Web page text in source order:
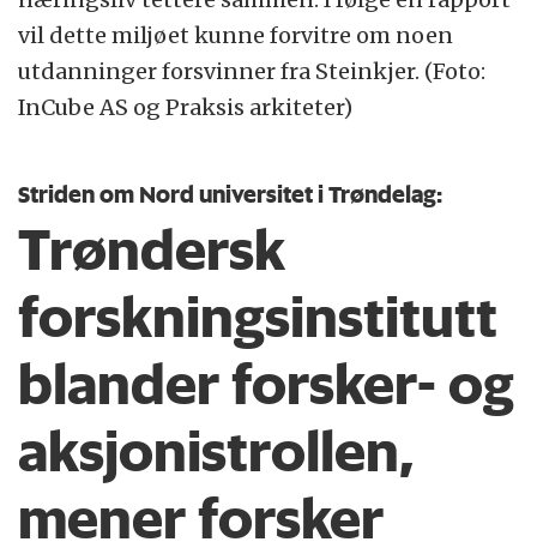
vil dette miljøet kunne forvitre om noen
utdanninger forsvinner fra Steinkjer. (Foto:
InCube AS og Praksis arkiteter)
Striden om Nord universitet i Trøndelag:
Trøndersk
forskningsinstitutt
blander forsker- og
aksjonistrollen,
mener forsker